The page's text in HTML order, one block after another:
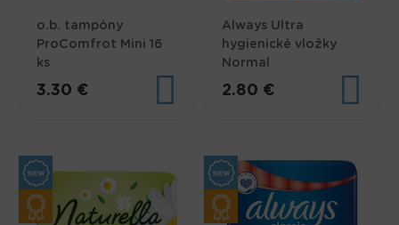
o.b. tampóny
ProComfrot Mini 16
ks
3.30 €
Always Ultra
hygienické vložky
Normal
2.80 €